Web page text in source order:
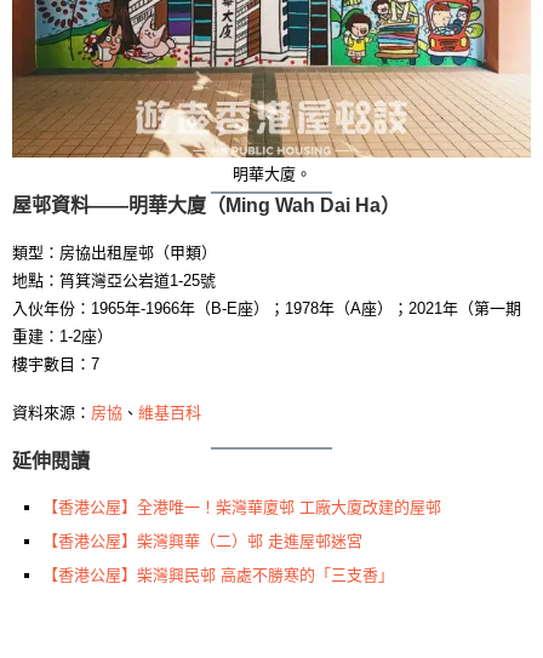
明華大廈。
屋邨資料——明華大廈（Ming Wah Dai Ha）
類型：房協出租屋邨（甲類）
地點：筲箕灣亞公岩道1-25號
入伙年份：1965年-1966年（B-E座）；1978年（A座）；2021年（第一期
重建：1-2座）
樓宇數目：7
資料來源： 房協 、 維基百科
延伸閱讀
【香港公屋】全港唯一！柴灣華廈邨 工廠大廈改建的屋邨
【香港公屋】柴灣興華（二）邨 走進屋邨迷宮
【香港公屋】柴灣興民邨 高處不勝寒的「三支香」